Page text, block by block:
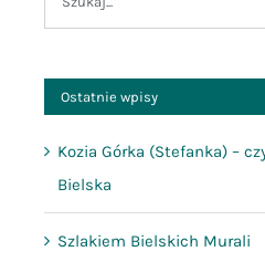
Ostatnie wpisy
Kozia Górka (Stefanka) –
Bielska
Szlakiem Bielskich Murali